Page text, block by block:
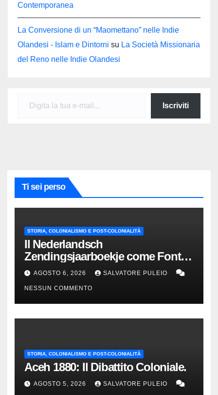
Contemporanea
La Conversione di un “Maomettano” nelle Indie
Olandesi - Islam e Dintorni su La Società Missionaria
del Reno nelle Indie Olandesi
Iscriviti
Ti sei perso
STORIA, COLONIALISMO E POST-COLONIALITÀ
Il Nederlandsch
Zendingsjaarboekje come Fonte
Storica delle Indie Orientali
Olandesi
AGOSTO 6, 2026 SALVATORE PULEIO
NESSUN COMMENTO
STORIA, COLONIALISMO E POST-COLONIALITÀ
Aceh 1880: Il Dibattito Coloniale.
AGOSTO 5, 2026 SALVATORE PULEIO